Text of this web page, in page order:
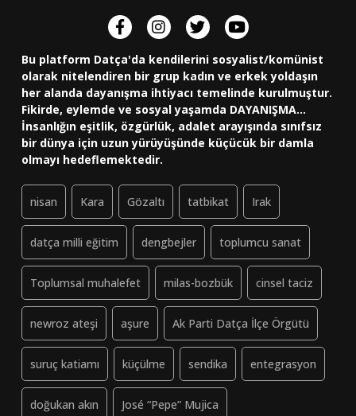
Bu platform Datça'da kendilerini sosyalist/komünist
olarak nitelendiren bir grup kadın ve erkek yoldaşın
her alanda dayanışma ihtiyacı temelinde kurulmuştur.
Fikirde, eylemde ve sosyal yaşamda DAYANIŞMA...
İnsanlığın eşitlik, özgürlük, adalet arayışında sınıfsız
bir dünya için uzun yürüyüşünde küçücük bir damla
olmayı hedeflemektedir.
nisan Kara Gözaltı tatbikat Irak
datça milli eğitim dengbejler toplumcu sanat
Toplumsal muhalefet milas-bozbük cinsel taciz
newroz ateşi aşure Ak Parti Datça İlçe Örgütü
suruç katiamı küçülme sendika entegrasyon
doğukan akın José “Pepe” Mujica